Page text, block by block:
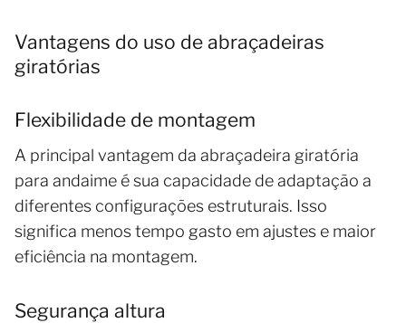
Vantagens do uso de abraçadeiras
giratórias
Flexibilidade de montagem
A principal vantagem da abraçadeira giratória
para andaime é sua capacidade de adaptação a
diferentes configurações estruturais. Isso
significa menos tempo gasto em ajustes e maior
eficiência na montagem.
Segurança altura